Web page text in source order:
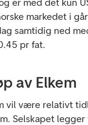
er med det kun
markedet i
samtidig ned
pr fat.
av Elkem
vil være relativt
Selskapet